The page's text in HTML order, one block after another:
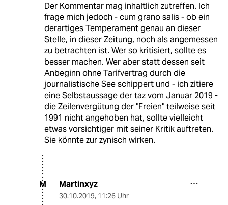
Der Kommentar mag inhaltlich zutreffen. Ich
frage mich jedoch - cum grano salis - ob ein
derartiges Temperament genau an dieser
Stelle, in dieser Zeitung, noch als angemessen
zu betrachten ist. Wer so kritisiert, sollte es
besser machen. Wer aber statt dessen seit
Anbeginn ohne Tarifvertrag durch die
journalistische See schippert und - ich zitiere
eine Selbstaussage der taz vom Januar 2019 -
die Zeilenvergütung der "Freien" teilweise seit
1991 nicht angehoben hat, sollte vielleicht
etwas vorsichtiger mit seiner Kritik auftreten.
Sie könnte zur zynisch wirken.
M Martinxyz
30.10.2019, 11:26 Uhr